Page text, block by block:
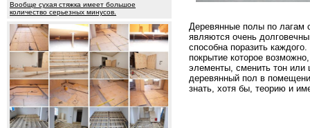
Вообще сухая стяжка имеет большое
количество серьезных минусов.
Деревянные полы по лагам
являются очень
способна поразить
покрытие которое
элементы, сменить тон или
деревянный пол в
знать, хотя бы, теорию и